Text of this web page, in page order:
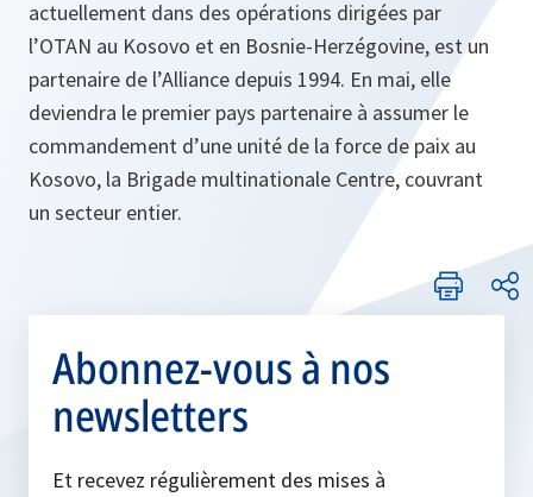
actuellement dans des opérations dirigées par
l’OTAN au Kosovo et en Bosnie-Herzégovine, est un
partenaire de l’Alliance depuis 1994. En mai, elle
deviendra le premier pays partenaire à assumer le
commandement d’une unité de la force de paix au
Kosovo, la Brigade multinationale Centre, couvrant
un secteur entier.
Abonnez-vous à nos
newsletters
Et recevez régulièrement des mises à